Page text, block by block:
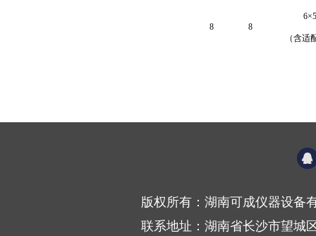
8 8
（含适
版权所有：湖南可成仪器设备
联系地址：湖南省长沙市望城